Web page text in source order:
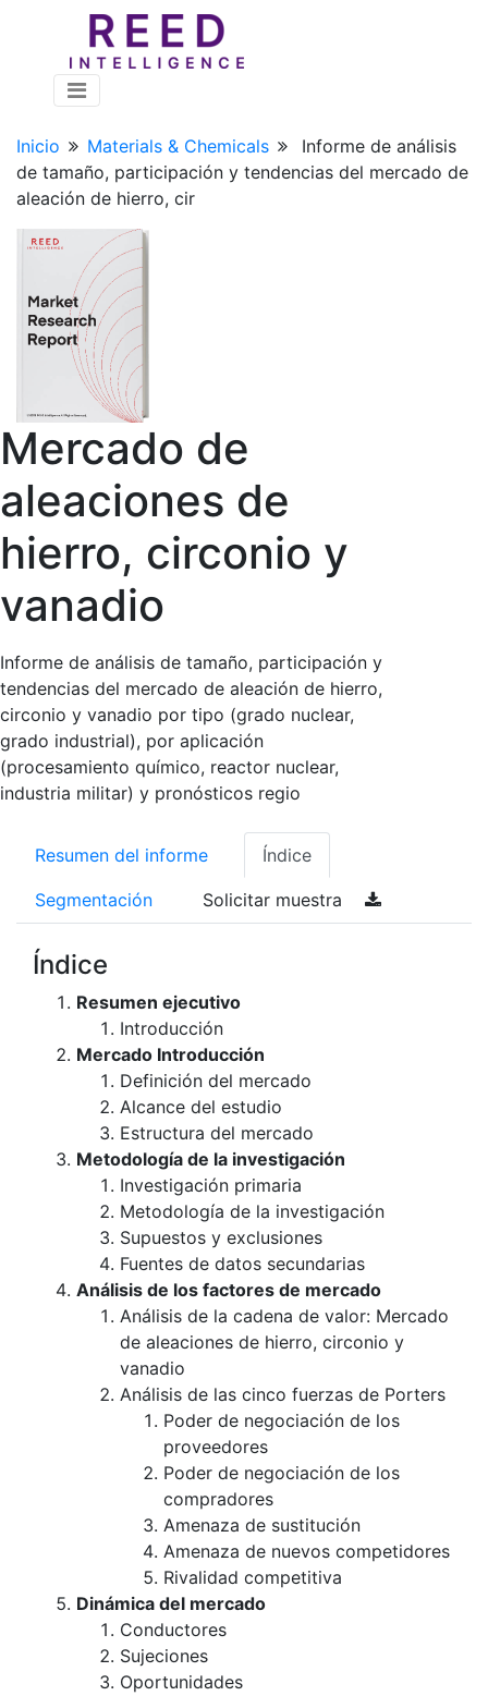
Inicio Materials & Chemicals
Informe de análisis
de tamaño, participación y tendencias del mercado de
aleación de hierro, cir
Mercado de
aleaciones de
hierro, circonio y
vanadio
Informe de análisis de tamaño, participación y
tendencias del mercado de aleación de hierro,
circonio y vanadio por tipo (grado nuclear,
grado industrial), por aplicación
(procesamiento químico, reactor nuclear,
industria militar) y pronósticos regio
Resumen del informe Índice
Segmentación Solicitar muestra
Índice
Resumen ejecutivo
Introducción
Mercado Introducción
Definición del mercado
Alcance del estudio
Estructura del mercado
Metodología de la investigación
Investigación primaria
Metodología de la investigación
Supuestos y exclusiones
Fuentes de datos secundarias
Análisis de los factores de mercado
Análisis de la cadena de valor: Mercado
de aleaciones de hierro, circonio y
vanadio
Análisis de las cinco fuerzas de Porters
Poder de negociación de los
proveedores
Poder de negociación de los
compradores
Amenaza de sustitución
Amenaza de nuevos competidores
Rivalidad competitiva
Dinámica del mercado
Conductores
Sujeciones
Oportunidades